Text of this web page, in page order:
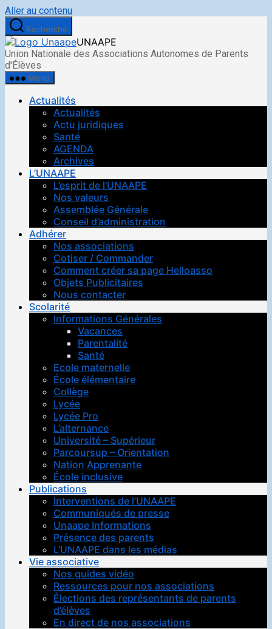
Aller au contenu
Recherche
UNAAPE
Union Nationale des Associations Autonomes de Parents
d'Élèves
Menu
Actualités
Actualités
Actu juridiques
Santé
AGENDA
Archives
L’UNAAPE
L’esprit de l’UNAAPE
Nos valeurs
Assemblée Générale
Conseil d’administration
Adhérer
Nos associations
Cotiser / Commander
Comment créer sa page Helloasso
Objets Publicitaires
Nous contacter
Scolarité
Informations Générales
Vacances
Parentalité
Santé
Ecole maternelle
École élémentaire
Collège
Lycée
Lycée Pro
L’alternance
Université – Supérieur
Parcoursup – Orientation
Nation Apprenante
École inclusive
Publications
Interventions de l’UNAAPE
Communiqués de presse
Unaape Informations
Présence des parents
L’UNAAPE dans les médias
Vie associative
Nos guides vidéo
Ressources pour nos associations
Élections des représentants de parents
d’élèves
En direct de nos associations